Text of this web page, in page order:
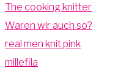
The cooking knitter
Waren wir auch so?
real men knit pink
millefila